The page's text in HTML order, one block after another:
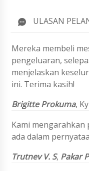
ULASAN
Mereka membeli
pengeluaran,
menjelaskan
ini. Terima kasih!
Brigitte Prokuma,
Kami mengarahkan
ada dalam
Trutnev V. S, Pakar